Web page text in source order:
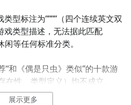
型标注为““““（四个连续英文双
戏类型描述，无法据此匹配
等任何标准分类。
和《偶是只虫》类似”的十款游
性、类型定义）均不成立。
展示更多